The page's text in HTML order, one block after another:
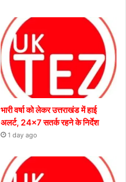
भारी वर्षा को लेकर उत्तराखंड में हाई
अलर्ट, 24×7 सतर्क रहने के निर्देश
1 day ago